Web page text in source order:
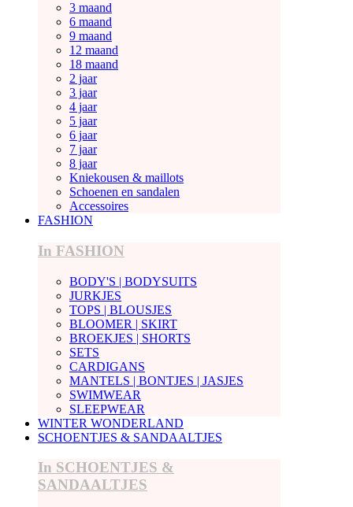
3 maand
6 maand
9 maand
12 maand
18 maand
2 jaar
3 jaar
4 jaar
5 jaar
6 jaar
7 jaar
8 jaar
Kniekousen & maillots
Schoenen en sandalen
Accessoires
FASHION
In FASHION
BODY'S | BODYSUITS
JURKJES
TOPS | BLOUSJES
BLOOMER | SKIRT
BROEKJES | SHORTS
SETS
CARDIGANS
MANTELS | BONTJES | JASJES
SWIMWEAR
SLEEPWEAR
WINTER WONDERLAND
SCHOENTJES & SANDAALTJES
In SCHOENTJES &
SANDAALTJES